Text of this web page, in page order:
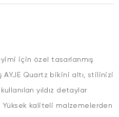
için özel tasarlanmış
AYJE Quartz bikini altı, stilinizi
yıldız detaylar
kaliteli malzemelerden